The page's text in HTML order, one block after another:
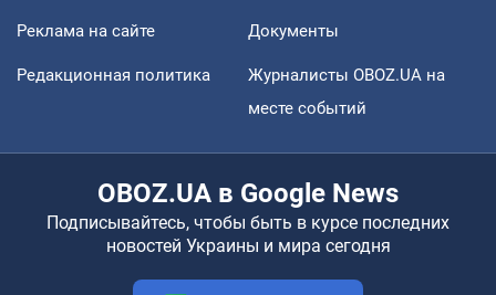
Реклама на сайте Документы
Редакционная политика
Журналисты OBOZ.UA на
месте событий
OBOZ.UA в Google News
Подписывайтесь, чтобы быть в курсе последних
новостей Украины и мира сегодня